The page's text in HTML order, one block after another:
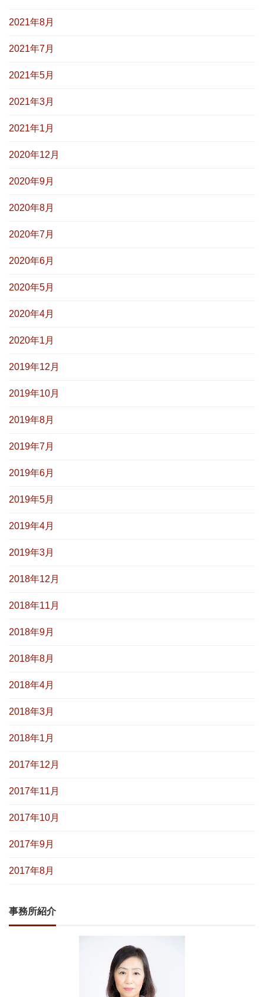
2021年8月
2021年7月
2021年5月
2021年3月
2021年1月
2020年12月
2020年9月
2020年8月
2020年7月
2020年6月
2020年5月
2020年4月
2020年1月
2019年12月
2019年10月
2019年8月
2019年7月
2019年6月
2019年5月
2019年4月
2019年3月
2018年12月
2018年11月
2018年9月
2018年8月
2018年4月
2018年3月
2018年1月
2017年12月
2017年11月
2017年10月
2017年9月
2017年8月
事務所紹介